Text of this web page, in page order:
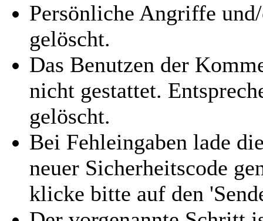
Persönliche Angriffe
gelöscht.
Das Benutzen der
nicht gestattet.
gelöscht.
Bei Fehleingaben lade
neuer Sicherheitscode
klicke bitte auf den